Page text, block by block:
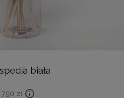
biała
7,90 zł